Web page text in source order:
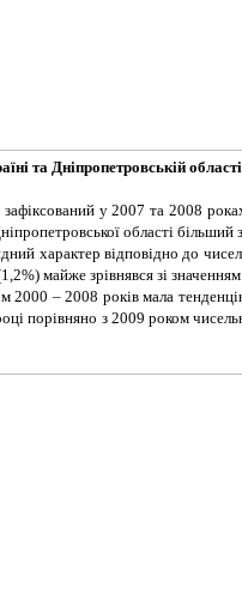
та Дніпропетровській
зафіксований у 2007 та 2008
області більший
характер відповідно до
майже зрівнявся зі
2000 – 2008 років мала
порівняно з 2009 роком